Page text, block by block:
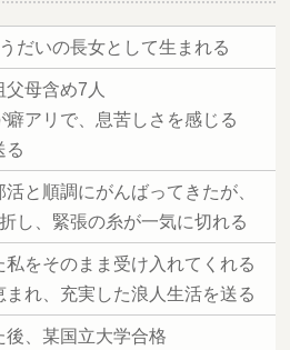
だいの長女として生まれる
父母含め7人
癖アリで、息苦しさを感じる
る
活と順調にがんばってきたが、
し、緊張の糸が一気に切れる
私をそのまま受け入れてくれる
まれ、充実した浪人生活を送る
後、某国立大学合格